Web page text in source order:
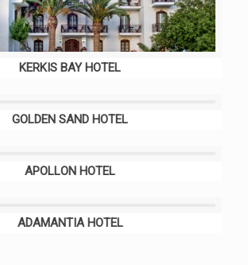
KERKIS BAY HOTEL
GOLDEN SAND HOTEL
APOLLON HOTEL
ADAMANTIA HOTEL